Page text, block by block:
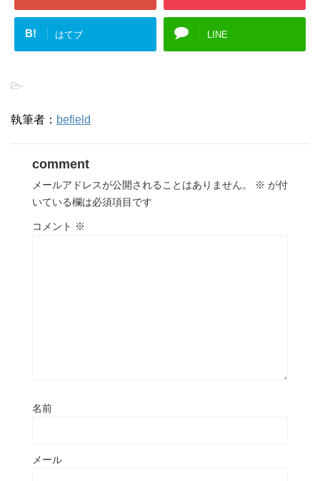
B! はてブ LINE
-
執筆者： befield
comment
メールアドレスが公開されることはありません。 ※ が付
いている欄は必須項目です
コメント ※
名前
メール